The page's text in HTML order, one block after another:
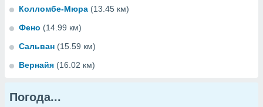
Колломбе-Мюра (13.45 км)
Фено (14.99 км)
Сальван (15.59 км)
Вернайя (16.02 км)
Погода...